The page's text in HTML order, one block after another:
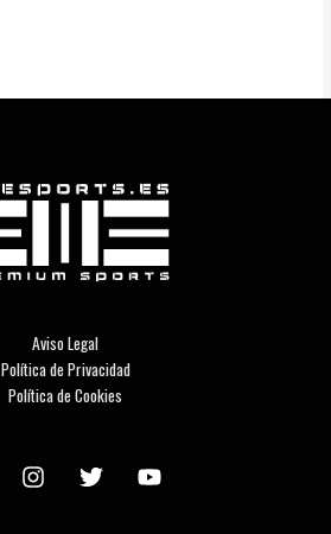
Aviso Legal
Política de Privacidad
Política de Cookies